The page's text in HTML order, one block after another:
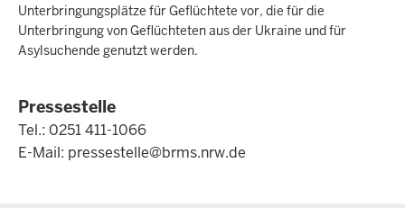
Unterbringungsplätze für Geflüchtete vor, die für die
Unterbringung von Geflüchteten aus der Ukraine und für
Asylsuchende genutzt werden.
Pressestelle
Tel.: 0251 411-1066
E-Mail: pressestelle@brms.nrw.de